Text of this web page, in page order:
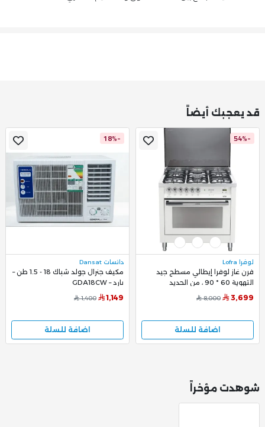
قد يعجبك أيضاً
-54%
لوفرا Lofra
فرن غاز لوفرا إيطالي مسطح جيد
التهوية 60 * 90 ، من الحديد
المصبوب باللون الأبيض -
PBPG96G2VG/CI
3,699
8,000
اضافة للسلة
-18%
دانسات Dansat
مكيف جنرال جولد شباك 18 - 1.5 طن –
بارد – GDA18CW
1,149
1,400
اضافة للسلة
شوهدت مؤخراً